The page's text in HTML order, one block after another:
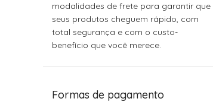
modalidades de frete para garantir que
seus produtos cheguem rápido, com
total segurança e com o custo-
benefício que você merece.
Formas de pagamento